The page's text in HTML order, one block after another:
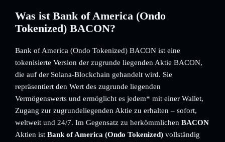
Was ist Bank of America (Ondo
Tokenized) BACON?
Bank of America (Ondo Tokenized) BACON ist eine
tokenisierte Version der zugrunde liegenden Aktie BACON,
die auf der Solana-Blockchain gehandelt wird. Sie
repräsentiert den Wert des zugrunde liegenden
Vermögenswerts und ermöglicht es jedem* mit einer Wallet,
Zugang zur zugrundeliegenden Aktie zu erhalten – sofort,
weltweit und 24/7. Im Gegensatz zu herkömmlichen BACON
Aktien ist Bank of America (Ondo Tokenized) vollständig